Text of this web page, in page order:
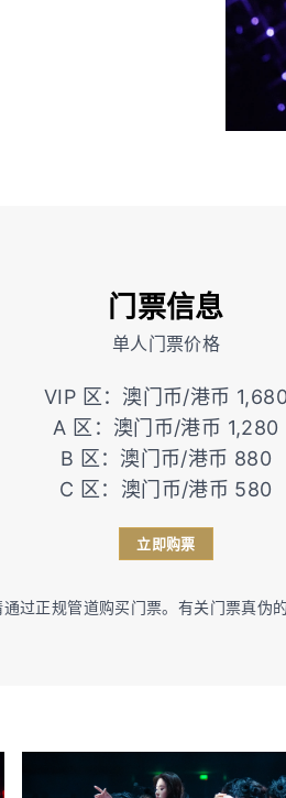
门票信息
单人门票价格
VIP 区：澳门币/港币
A 区：澳门币/港币 1,280
B 区：澳门币/港币 880
C 区：澳门币/港币 580
立即购票
过正规管道购买门票。有关门票真伪